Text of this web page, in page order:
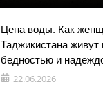
Цена воды. Как
Таджикистана живут
бедностью и
22.06.2026